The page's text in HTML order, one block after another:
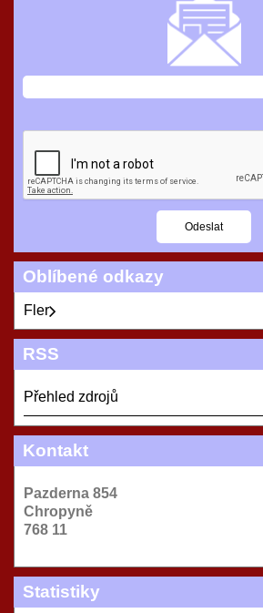
Oblíbené odkazy
Fler
RSS
Přehled zdrojů
Kontakt
Pazderna 854
Chropyně
768 11
Statistiky